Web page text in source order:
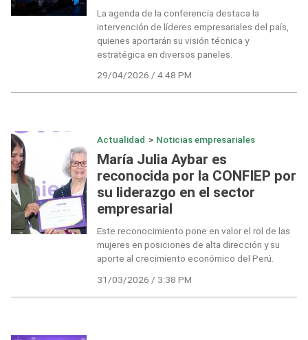
La agenda de la conferencia destaca la
intervención de líderes empresariales del país,
quienes aportarán su visión técnica y
estratégica en diversos paneles.
29/04/2026 / 4:48 PM
Actualidad > Noticias empresariales
María Julia Aybar es
reconocida por la CONFIEP por
su liderazgo en el sector
empresarial
Este reconocimiento pone en valor el rol de las
mujeres en posiciones de alta dirección y su
aporte al crecimiento económico del Perú.
31/03/2026 / 3:38 PM